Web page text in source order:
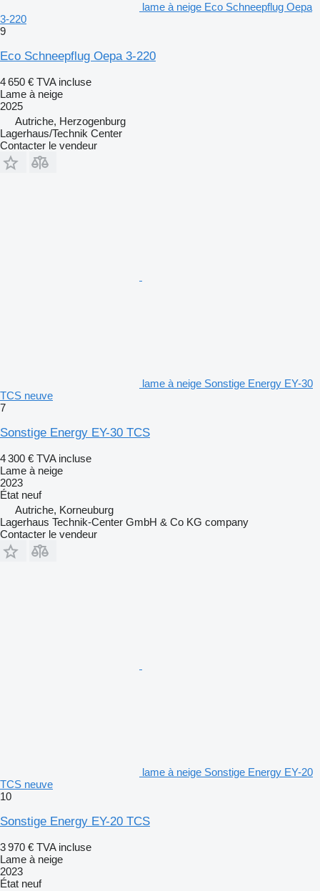
lame à neige Eco Schneepflug Oepa
3-220
9
Eco Schneepflug Oepa 3-220
4 650 € TVA incluse
Lame à neige
2025
Autriche, Herzogenburg
Lagerhaus/Technik Center
Contacter le vendeur
lame à neige Sonstige Energy EY-30
TCS neuve
7
Sonstige Energy EY-30 TCS
4 300 € TVA incluse
Lame à neige
2023
État neuf
Autriche, Korneuburg
Lagerhaus Technik-Center GmbH & Co KG company
Contacter le vendeur
lame à neige Sonstige Energy EY-20
TCS neuve
10
Sonstige Energy EY-20 TCS
3 970 € TVA incluse
Lame à neige
2023
État neuf